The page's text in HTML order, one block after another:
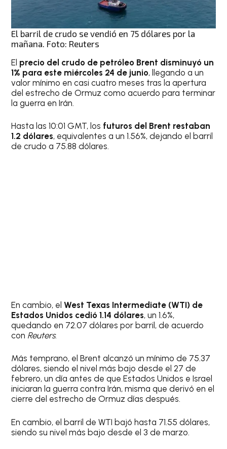
El barril de crudo se vendió en 75 dólares por la
mañana. Foto: Reuters
El precio del crudo de petróleo Brent disminuyó un
1% para este miércoles 24 de junio, llegando a un
valor mínimo en casi cuatro meses tras la apertura
del estrecho de Ormuz como acuerdo para terminar
la guerra en Irán.
Hasta las 10:01 GMT, los futuros del Brent restaban
1.2 dólares, equivalentes a un 1.56%, dejando el barril
de crudo a 75.88 dólares.
En cambio, elWest Texas Intermediate (WTI) de
Estados Unidos cedió 1.14 dólares, un 1.6%,
quedando en 72.07 dólares por barril, de acuerdo
con Reuters.
Más temprano, el Brent alcanzó un mínimo de 75.37
dólares, siendo el nivel más bajo desde el 27 de
febrero, un día antes de que Estados Unidos e Israel
iniciaran la guerra contra Irán, misma que derivó en el
cierre del estrecho de Ormuz días después.
En cambio, el barril de WTI bajó hasta 71.55 dólares,
siendo su nivel más bajo desde el 3 de marzo.